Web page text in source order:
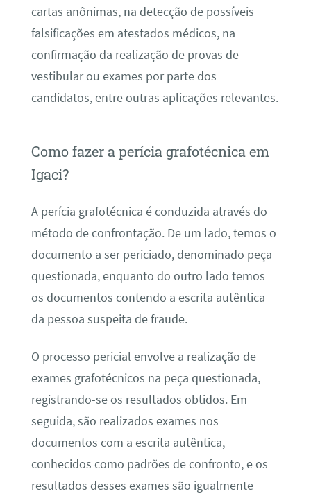
cartas anônimas, na detecção de possíveis
falsificações em atestados médicos, na
confirmação da realização de provas de
vestibular ou exames por parte dos
candidatos, entre outras aplicações relevantes.
Como fazer a perícia grafotécnica em
Igaci?
A perícia grafotécnica é conduzida através do
método de confrontação. De um lado, temos o
documento a ser periciado, denominado peça
questionada, enquanto do outro lado temos
os documentos contendo a escrita autêntica
da pessoa suspeita de fraude.
O processo pericial envolve a realização de
exames grafotécnicos na peça questionada,
registrando-se os resultados obtidos. Em
seguida, são realizados exames nos
documentos com a escrita autêntica,
conhecidos como padrões de confronto, e os
resultados desses exames são igualmente